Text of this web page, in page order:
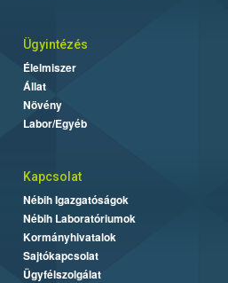
Ügyintézés
Élelmiszer
Állat
Növény
Labor/Egyéb
Kapcsolat
Nébih Igazgatóságok
Nébih Laboratóriumok
Kormányhivatalok
Sajtókapcsolat
Ügyfélszolgálat